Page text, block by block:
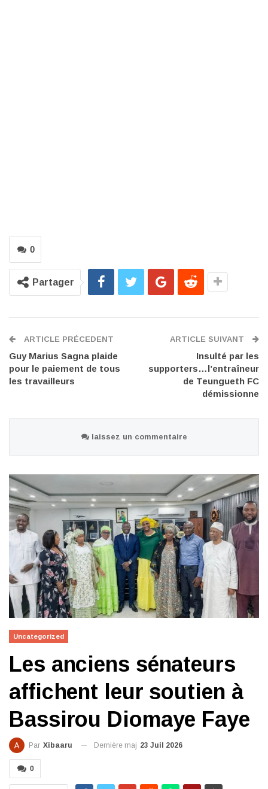
0
Partager
ARTICLE PRÉCEDENT
Guy Marius Sagna plaide
pour le paiement de tous
les travailleurs
ARTICLE SUIVANT
Insulté par les
supporters…l’entraîneur
de Teungueth FC
démissionne
laissez un commentaire
Uncategorized
Les anciens sénateurs
affichent leur soutien à
Bassirou Diomaye Faye
Par Xibaaru Dernière maj 23 Juil 2026
0